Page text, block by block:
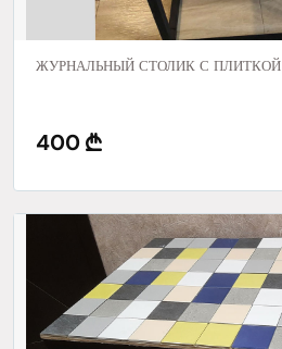
ЖУРНАЛЬНЫЙ СТОЛИК С ПЛИТКОЙ
400